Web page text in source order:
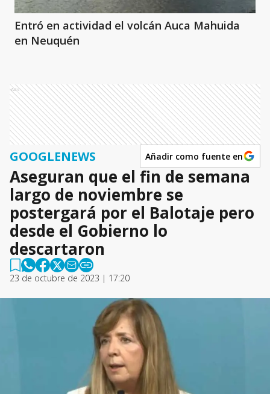
Entró en actividad el volcán Auca Mahuida
en Neuquén
Ads
GOOGLENEWS Añadir como fuente en
Aseguran que el fin de semana
largo de noviembre se
postergará por el Balotaje pero
desde el Gobierno lo
descartaron
23 de octubre de 2023 | 17:20